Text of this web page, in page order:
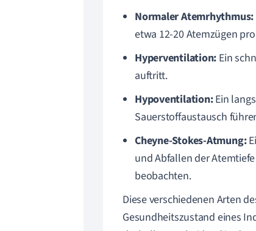
Normaler Atemrhythmus:
etwa 12-20 Atemzügen
Hyperventilation: Ein
auftritt.
Hypoventilation:Ein
Sauerstoffaustausch
Cheyne-Stokes-Atmung:
und Abfallen der
beobachten.
Diese verschiedenen Arten
Gesundheitszustand eines